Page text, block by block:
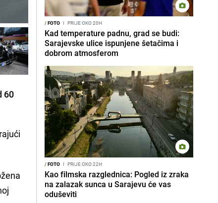
60
/FOTO I PRIJE OKO 20H
Kad temperature padnu, grad se budi:
Sarajevske ulice ispunjene šetačima i
dobrom atmosferom
/FOTO I PRIJE OKO 22H
Kao filmska razglednica: Pogled iz zraka
na zalazak sunca u Sarajevu će vas
oduševiti